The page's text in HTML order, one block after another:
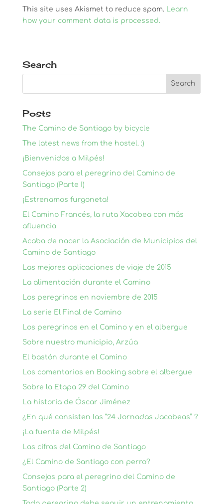
This site uses Akismet to reduce spam.
Learn
how your comment data is processed.
Search
Posts
The Camino de Santiago by bicycle
The latest news from the hostel. :)
¡Bienvenidos a Milpés!
Consejos para el peregrino del Camino de
Santiago (Parte I)
¡Estrenamos furgoneta!
El Camino Francés, la ruta Xacobea con más
afluencia
Acaba de nacer la Asociación de Municipios del
Camino de Santiago
Las mejores aplicaciones de viaje de 2015
La alimentación durante el Camino
Los peregrinos en noviembre de 2015
La serie El Final de Camino
Los peregrinos en el Camino y en el albergue
Sobre nuestro municipio, Arzúa
El bastón durante el Camino
Los comentarios en Booking sobre el albergue
Sobre la Etapa 29 del Camino
La historia de Óscar Jiménez
¿En qué consisten las “24 Jornadas Jacobeas” ?
¡La fuente de Milpés!
Las cifras del Camino de Santiago
¿El Camino de Santiago con perro?
Consejos para el peregrino del Camino de
Santiago (Parte 2)